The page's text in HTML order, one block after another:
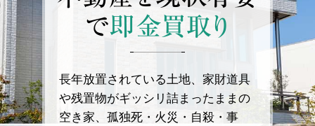
で即金買取り
長年放置されている土地、家財道具
や残置物がギッシリ詰まったままの
空き家、孤独死・火災・自殺・事